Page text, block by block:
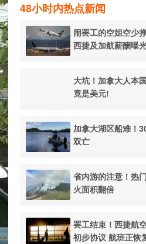
48小时内热点新闻
闹罢工的空姐空少
西捷及加航薪酬曝
大坑！加拿大人本
竟是美元!
加拿大湖区船难！
双亡
省内游的注意！热
火面积翻倍
罢工结束！西捷航
初步协议 航班正恢